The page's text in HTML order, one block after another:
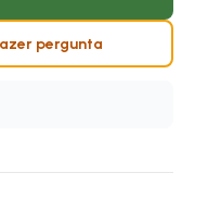
pergunta